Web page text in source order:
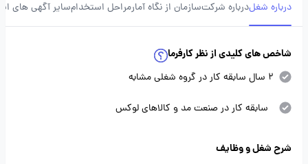
درباره شغلدرباره شرکتسازمان از نگاه آمارمراحل استخدامسایر آگهی های
شاخص های کلیدی از نظر کارفرما
2 سال سابقه کار در گروه شغلی مشابه
سابقه کار در صنعت مد و کالاهای لوکس
شرح شغل و وظایف